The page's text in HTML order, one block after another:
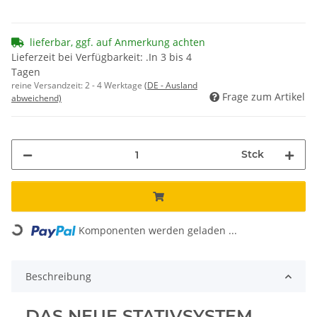
lieferbar, ggf. auf Anmerkung achten
Lieferzeit bei Verfügbarkeit: .In 3 bis 4
Tagen
reine Versandzeit:2 - 4 Werktage (DE - Ausland
abweichend)
Frage zum Artikel
Stck
Loading... Komponenten werden geladen ...
Beschreibung